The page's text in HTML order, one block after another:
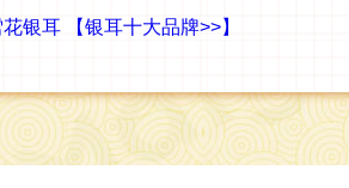
花银耳 【银耳十大品牌>>】